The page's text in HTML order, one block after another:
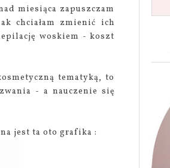
miesiąca zapuszczam
chciałam zmienić ich
woskiem - koszt
tematyką, to
- a nauczenie się
jest ta oto grafika :